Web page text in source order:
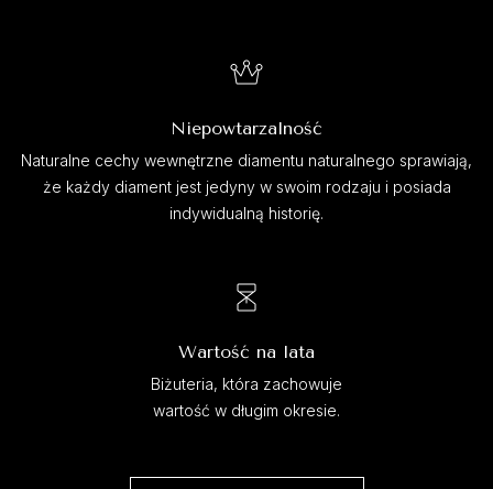
Niepowtarzalność
Naturalne cechy wewnętrzne diamentu naturalnego sprawiają,
że każdy diament jest jedyny w swoim rodzaju i posiada
indywidualną historię.
Wartość na lata
Biżuteria, która zachowuje
wartość w długim okresie.